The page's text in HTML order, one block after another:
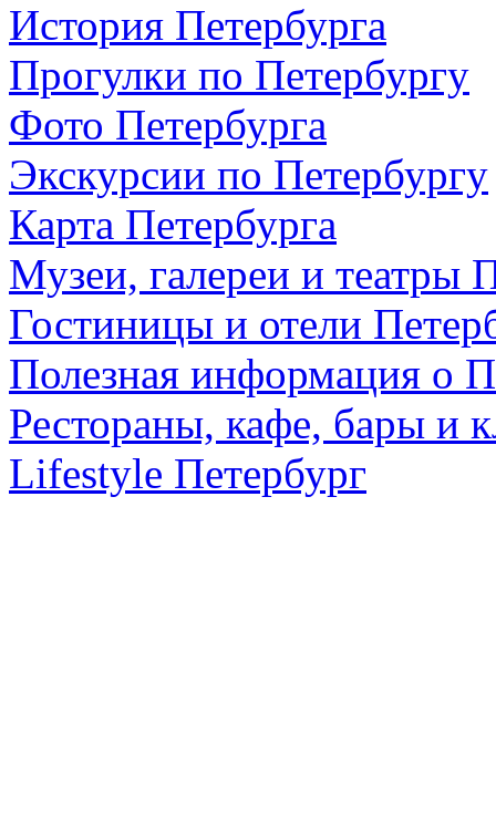
История Петербурга
Прогулки по Петербургу
Фото Петербурга
Экскурсии по Петербургу
Карта Петербурга
Музеи, галереи и театры
Гостиницы и отели
Полезная информация о
Рестораны, кафе, бары и
Lifestyle Петербург